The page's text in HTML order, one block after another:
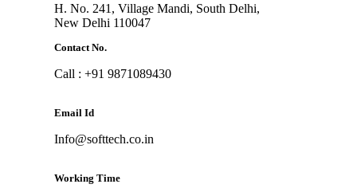
H. No. 241, Village Mandi, South Delhi,
New Delhi 110047
Contact No.
Call : +91 9871089430
Email Id
Info@softtech.co.in
Working Time